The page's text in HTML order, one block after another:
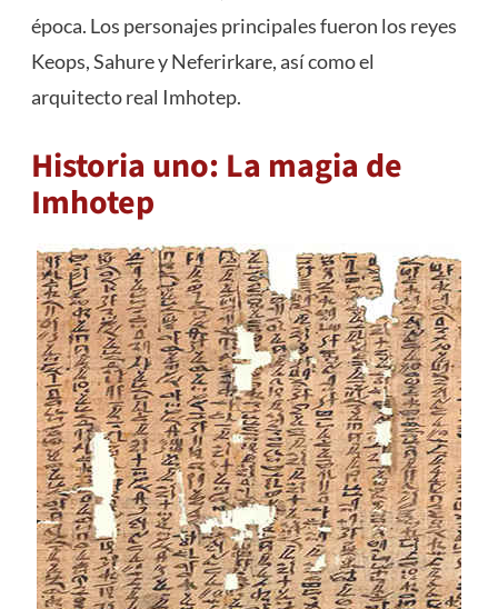
época. Los personajes principales fueron los reyes
Keops, Sahure y Neferirkare, así como el
arquitecto real Imhotep.
Historia uno: La magia de
Imhotep